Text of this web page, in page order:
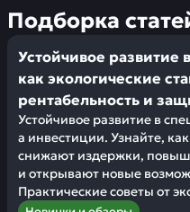
Подборка
Устойчивое развитие
как экологические
рентабельность и
Устойчивое развитие в
а инвестиции. Узнайте,
снижают издержки,
и открывают новые
Практические советы от